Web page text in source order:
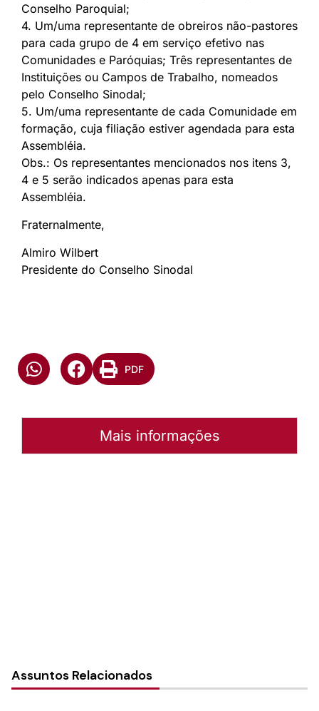
Conselho Paroquial;
4. Um/uma representante de obreiros não-pastores
para cada grupo de 4 em serviço efetivo nas
Comunidades e Paróquias; Três representantes de
Instituições ou Campos de Trabalho, nomeados
pelo Conselho Sinodal;
5. Um/uma representante de cada Comunidade em
formação, cuja filiação estiver agendada para esta
Assembléia.
Obs.: Os representantes mencionados nos itens 3,
4 e 5 serão indicados apenas para esta
Assembléia.
Fraternalmente,
Almiro Wilbert
Presidente do Conselho Sinodal
PDF
Mais informações
Assuntos Relacionados